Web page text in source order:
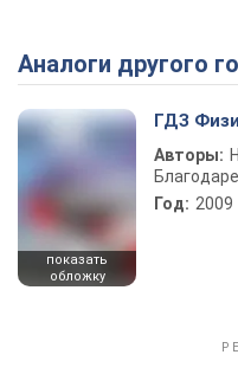
Аналоги другого
показать
обложку
ГДЗ
Авторы:
Год: 2009